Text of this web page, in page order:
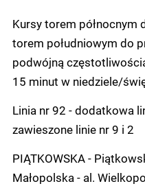
Kursy torem północnym
torem południowym do
podwójną
15 minut w niedziele/
Linia nr 92 - dodatkowa
zawieszone linie nr 9 i 2
PIĄTKOWSKA -
Małopolska - al.